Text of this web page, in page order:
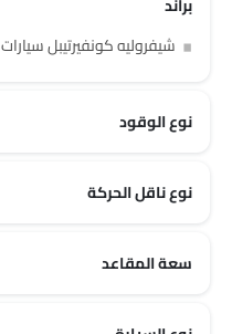
شيفروليه كونفيرتيبل سيارات
نوع الوقود
نوع ناقل الحركة
سعة المقاعد